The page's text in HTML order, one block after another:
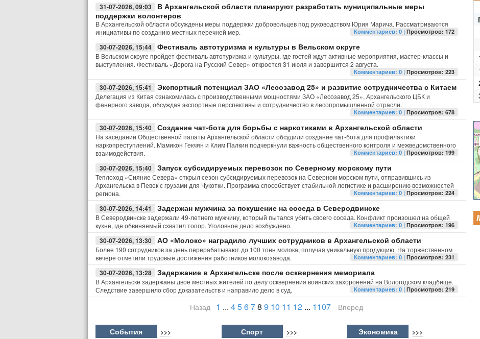
31-07-2026, 09:03
В Архангельской области планируют разработать муниципальные меры
поддержки волонтеров
В Архангельской области обсуждены меры поддержки добровольцев под руководством Юрия Марича. Рассматриваются
инициативы по созданию местных перечней мер.
Комментариев: 0 |Просмотров: 172
30-07-2026, 15:44 Фестиваль автотуризма и культуры в Вельском округе
В Вельском округе пройдет фестиваль автотуризма и культуры, где гостей ждут активные мероприятия, мастер-классы и
выступления. Фестиваль «Дорога на Русский Север» откроется 31 июля и завершится 2 августа.
Комментариев: 0 |Просмотров: 223
30-07-2026, 15:41 Экспортный потенциал ЗАО «Лесозавод 25» и развитие сотрудничества с Китаем
Делегация из Китая ознакомилась с производственными мощностями ЗАО «Лесозавод 25», Архангельского ЦБК и
фанерного завода, обсуждая экспортные перспективы и сотрудничество в лесопромышленной отрасли.
Комментариев: 0 |Просмотров: 678
30-07-2026, 15:40 Создание чат-бота для борьбы с наркотиками в Архангельской области
На заседании Общественной палаты Архангельской области обсудили создание чат-бота для профилактики
наркопреступлений. Мамикон Гекчян и Клим Палкин подчеркнули важность общественного контроля и межведомственного
взаимодействия.
Комментариев: 0 |Просмотров: 199
30-07-2026, 15:40 Запуск субсидируемых перевозок по Северному морскому пути
Теплоход «Сияние Севера» открыл сезон субсидируемых перевозок на Северном морском пути, отправившись из
Архангельска в Певек с грузами для Чукотки. Программа способствует стабильной логистике и расширению возможностей
региона.
Комментариев: 0 |Просмотров: 224
30-07-2026, 14:41 Задержан мужчина за покушение на соседа в Северодвинске
В Северодвинске задержали 49-летнего мужчину, который пытался убить своего соседа. Конфликт произошел на общей
кухне, где обвиняемый схватил топор. Уголовное дело возбуждено.
Комментариев: 0 |Просмотров: 196
30-07-2026, 13:30 АО «Молоко» наградило лучших сотрудников в Архангельской области
Более 190 сотрудников за день перерабатывают до 100 тонн молока, получая уникальную продукцию. На торжественном
вечере отметили трудовые достижения работников молокозавода.
Комментариев: 0 |Просмотров: 231
30-07-2026, 13:28 Задержание в Архангельске после осквернения мемориала
В Архангельске задержаны двое местных жителей по делу осквернения воинских захоронений на Вологодском кладбище.
Следствие завершило сбор доказательств и направило дело в суд.
Комментариев: 0 |Просмотров: 219
Назад 1 ... 45678 9 10 11 12 ... 1107 Вперед
События >>> Спорт >>> Экономика >>>